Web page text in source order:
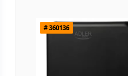
# 360136